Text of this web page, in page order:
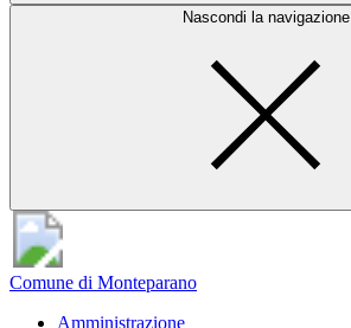
Nascondi la navigazione
Comune di Monteparano
Amministrazione